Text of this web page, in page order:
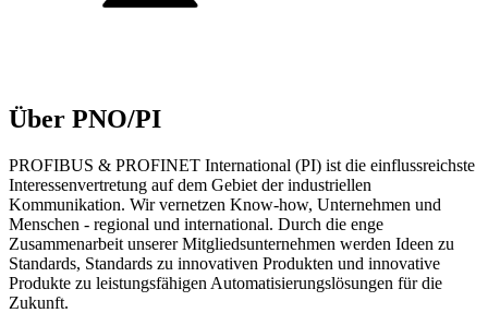
Über PNO/PI
PROFIBUS & PROFINET International (PI) ist die einflussreichste
Interessenvertretung auf dem Gebiet der industriellen
Kommunikation. Wir vernetzen Know-how, Unternehmen und
Menschen - regional und international. Durch die enge
Zusammenarbeit unserer Mitgliedsunternehmen werden Ideen zu
Standards, Standards zu innovativen Produkten und innovative
Produkte zu leistungsfähigen Automatisierungslösungen für die
Zukunft.